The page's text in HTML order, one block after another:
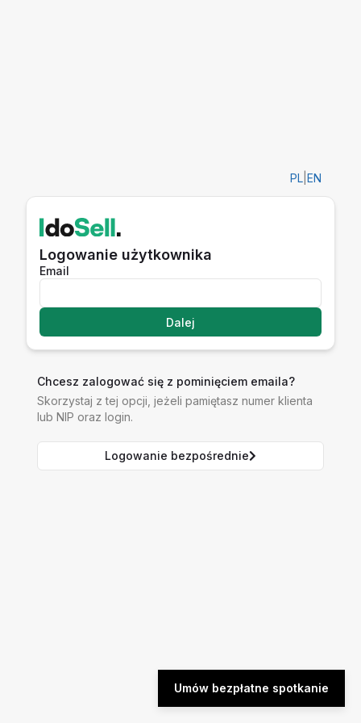
PL EN
Logowanie użytkownika
Email
Dalej
Chcesz zalogować się z pominięciem emaila?
Skorzystaj z tej opcji, jeżeli pamiętasz numer klienta
lub NIP oraz login.
Logowanie bezpośrednie
Umów bezpłatne spotkanie